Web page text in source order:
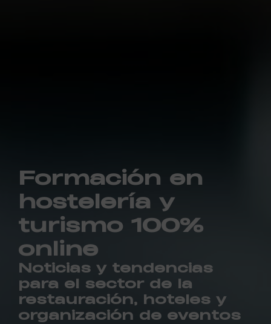
Formación en
hostelería y
turismo 100%
online
Noticias y tendencias
para el sector de la
restauración, hoteles y
organización de eventos